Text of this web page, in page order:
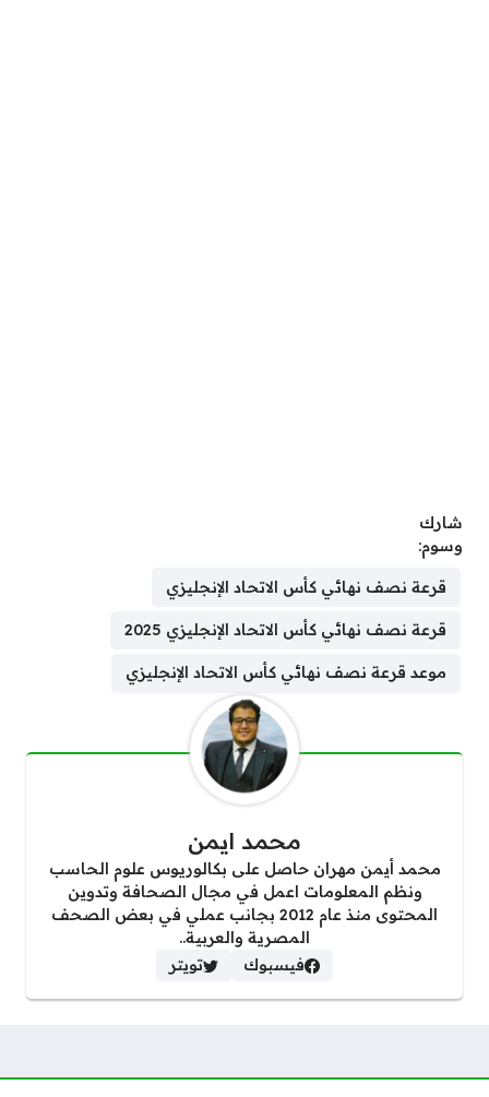
شارك
وسوم:
قرعة نصف نهائي كأس الاتحاد الإنجليزي
قرعة نصف نهائي كأس الاتحاد الإنجليزي 2025
موعد قرعة نصف نهائي كأس الاتحاد الإنجليزي
محمد ايمن
محمد أيمن مهران حاصل على بكالوريوس علوم الحاسب
ونظم المعلومات اعمل في مجال الصحافة وتدوين
المحتوى منذ عام 2012 بجانب عملي في بعض الصحف
المصرية والعربية..
فيسبوك
تويتر